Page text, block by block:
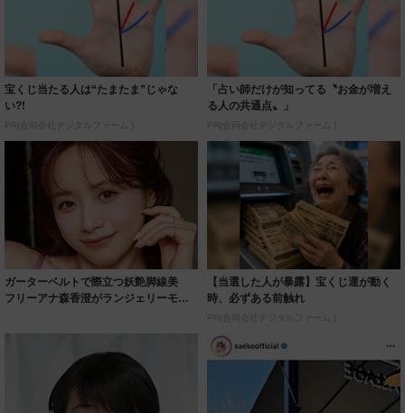
宝くじ当たる人は“たまたま”じゃな
い?!
PR(合同会社デジタルファーム )
「占い師だけが知ってる〝お金が増え
る人の共通点〟」
PR(合同会社デジタルファーム )
ガーターベルトで際立つ妖艶脚線美
フリーアナ森香澄がランジェリーモデ
【当選した人が暴露】宝くじ運が動く
時、必ずある前触れ
PR(合同会社デジタルファーム )